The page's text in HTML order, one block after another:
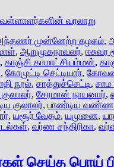
வரலாறு
முன்னேற்ற கழகம்,
, ஆறுமுகநாவலர், ஈசுவர
, காஞ்சி காமாட்சியம்மன்,
, கோமுட்டி செட்டியார்,
நூல், சாத்துச்செட்டி,
, சேரமான் நாயனார்,
குலாலர், பாண்டிய
, யசூர் வேதம், யமுனை,
, வர்ண சந்திரிகா,
செய்த பொய்